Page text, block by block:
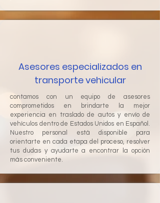
Asesores especializados en
transporte vehicular
contamos con un equipo de asesores
comprometidos en brindarte la mejor
experiencia en traslado de autos y envío de
vehículos dentro de Estados Unidos en Español.
Nuestro personal está disponible para
orientarte en cada etapa del proceso, resolver
tus dudas y ayudarte a encontrar la opción
más conveniente.